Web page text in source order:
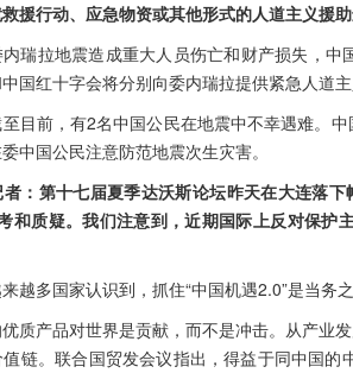
援行动、应急物资或其他形式的人道主义援
瑞拉地震造成重大人员伤亡和财产损失，
国红十字会将分别向委内瑞拉提供紧急人道
目前，有2名中国公民在地震中不幸遇难。
中国公民注意防范地震次生灾害。
：第十七届夏季达沃斯论坛昨天在大连落
和质疑。我们注意到，近期国际上反对保
越多国家认识到，抓住“中国机遇2.0”是当务
质产品对世界是贡献，而不是冲击。从产业
链。联合国贸发会议指出，得益于同中国